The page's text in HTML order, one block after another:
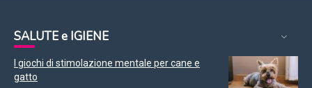
SALUTE e IGIENE
I giochi di stimolazione mentale per cane e
gatto